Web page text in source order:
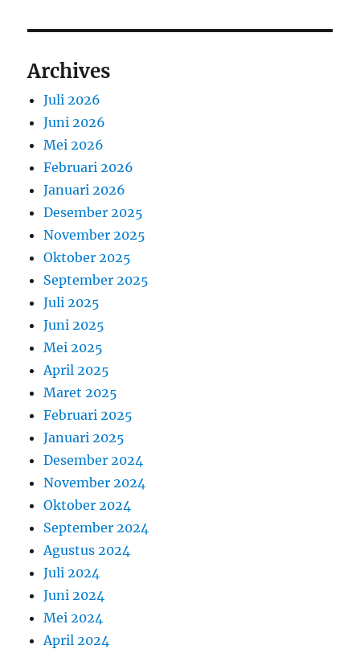
Archives
Juli 2026
Juni 2026
Mei 2026
Februari 2026
Januari 2026
Desember 2025
November 2025
Oktober 2025
September 2025
Juli 2025
Juni 2025
Mei 2025
April 2025
Maret 2025
Februari 2025
Januari 2025
Desember 2024
November 2024
Oktober 2024
September 2024
Agustus 2024
Juli 2024
Juni 2024
Mei 2024
April 2024